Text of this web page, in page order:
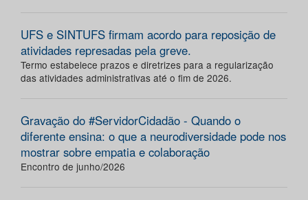
UFS e SINTUFS firmam acordo para reposição de
atividades represadas pela greve.
Termo estabelece prazos e diretrizes para a regularização
das atividades administrativas até o fim de 2026.
Gravação do #ServidorCidadão - Quando o
diferente ensina: o que a neurodiversidade pode nos
mostrar sobre empatia e colaboração
Encontro de junho/2026